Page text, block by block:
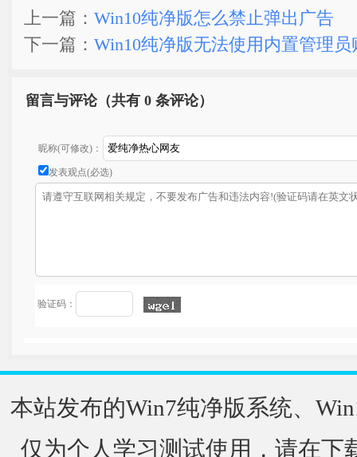
上一篇： Win10纯净版怎么禁止弹出广告
下一篇： Win10纯净版无法使用内置管理
留言与评论（共有 0 条评论）
昵称(可修改)：
发表观点(必选)
验证码：
本站发布的Win7纯净版系统、
仅为个人学习测试使用，请在下